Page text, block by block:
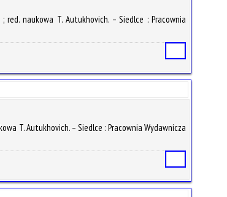
naukowa T. Autukhovich. – Siedlce : Pracownia
T. Autukhovich. – Siedlce : Pracownia Wydawnicza